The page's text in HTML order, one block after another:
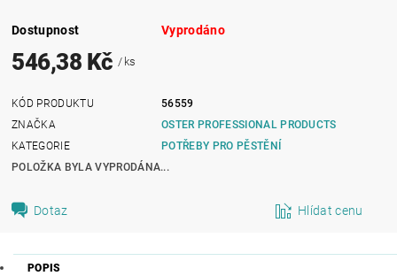
Dostupnost Vyprodáno
546,38 Kč/ ks
KÓD PRODUKTU
56559
ZNAČKA
OSTER PROFESSIONAL PRODUCTS
KATEGORIE
POTŘEBY PRO PĚSTĚNÍ
POLOŽKA BYLA VYPRODÁNA...
Dotaz Hlídat cenu
POPIS